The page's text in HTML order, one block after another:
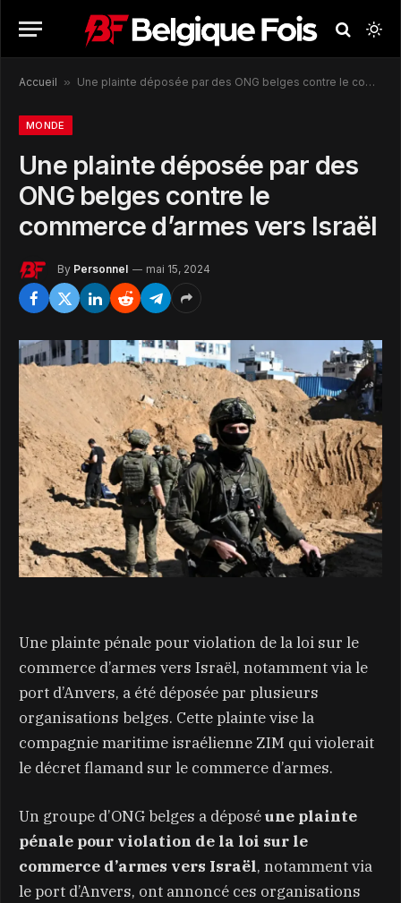
Accueil » Une plainte déposée par des ONG belges contre le commerce d’armes vers Israël
MONDE
Une plainte déposée par des
ONG belges contre le
commerce d’armes vers Israël
By Personnel mai 15, 2024
Une plainte pénale pour violation de la loi sur le
commerce d’armes vers Israël, notamment via le
port d’Anvers, a été déposée par plusieurs
organisations belges. Cette plainte vise la
compagnie maritime israélienne ZIM qui violerait
le décret flamand sur le commerce d’armes.
Un groupe d’ONG belges a déposéune plainte
pénale pour violation de la loi sur le
commerce d’armes vers Israël, notamment via
le port d’Anvers, ont annoncé ces organisations